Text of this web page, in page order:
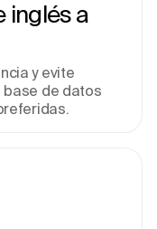
inglés a
y evite
base de datos